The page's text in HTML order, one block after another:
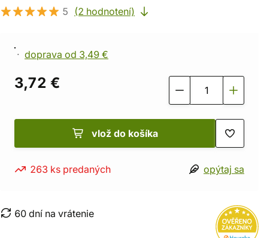
5 (2 hodnotení)
doprava od 3,49 €
3,72 €
vlož do košíka
263 ks predaných opýtaj sa
60 dní na vrátenie